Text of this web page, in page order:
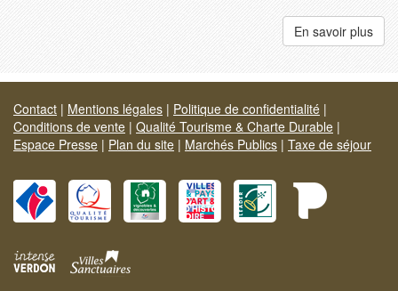
En savoir plus
Contact | Mentions légales | Politique de confidentialité |
Conditions de vente | Qualité Tourisme & Charte Durable |
Espace Presse | Plan du site | Marchés Publics | Taxe de séjour